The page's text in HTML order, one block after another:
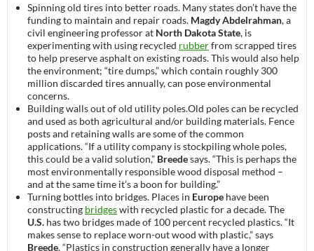
Spinning old tires into better roads. Many states don’t have the
funding to maintain and repair roads. Magdy Abdelrahman, a
civil engineering professor at North Dakota State, is
experimenting with using recycled rubberfrom scrapped tires
to help preserve asphalt on existing roads. This would also help
the environment; “tire dumps,” which contain roughly 300
million discarded tires annually, can pose environmental
concerns.
Building walls out of old utility poles.Old poles can be recycled
and used as both agricultural and/or building materials. Fence
posts and retaining walls are some of the common
applications. “If a utility company is stockpiling whole poles,
this could be a valid solution,” Breedesays. “This is perhaps the
most environmentally responsible wood disposal method –
and at the same time it’s a boon for building.”
Turning bottles into bridges. Places in Europe have been
constructing bridgeswith recycled plastic for a decade. The
U.S. has two bridges made of 100 percent recycled plastics. “It
makes sense to replace worn-out wood with plastic,” says
Breede. “Plastics in construction generally have a longer